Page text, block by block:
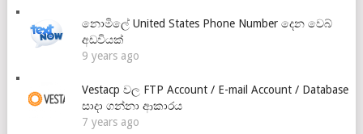
නොමිලේ United States Phone Number දෙන වෙබ්
අඩවියක්
9 years ago
Vestacp වල FTP Account / E-mail Account / Database
සාදා ගන්නා ආකාරය
7 years ago